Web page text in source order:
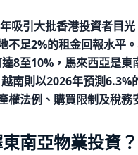
吸引大批香港投資者目
不足2%的租金回報水平
8至10%，馬來西亞是
南則以2026年預測
權法例、購買限制及稅務
南亞物業投資？